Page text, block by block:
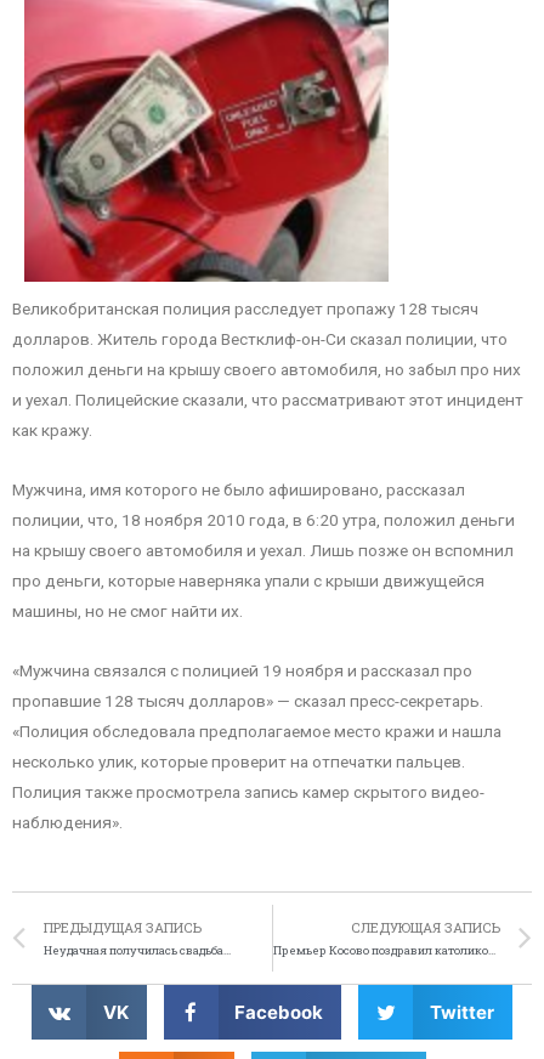
Великобританская полиция расследует пропажу 128 тысяч
долларов. Житель города Вестклиф-он-Си сказал полиции, что
положил деньги на крышу своего автомобиля, но забыл про них
и уехал. Полицейские сказали, что рассматривают этот инцидент
как кражу.
Мужчина, имя которого не было афишировано, рассказал
полиции, что, 18 ноября 2010 года, в 6:20 утра, положил деньги
на крышу своего автомобиля и уехал. Лишь позже он вспомнил
про деньги, которые наверняка упали с крыши движущейся
машины, но не смог найти их.
«Мужчина связался с полицией 19 ноября и рассказал про
пропавшие 128 тысяч долларов» — сказал пресс-секретарь.
«Полиция обследовала предполагаемое место кражи и нашла
несколько улик, которые проверит на отпечатки пальцев.
Полиция также просмотрела запись камер скрытого видео-
наблюдения».
ПРЕДЫДУЩАЯ ЗАПИСЬ
Неудачная получилась свадьба…
СЛЕДУЮЩАЯ ЗАПИСЬ
Премьер Косово поздравил католиков не с тем праздником
VK Facebook Twitter